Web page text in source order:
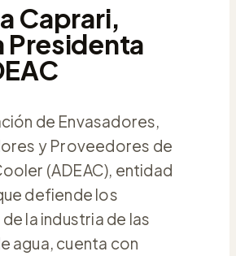
Caprari,
Presidenta
de Envasadores,
y Proveedores de
(ADEAC), entidad
defiende los
la industria de las
agua, cuenta con